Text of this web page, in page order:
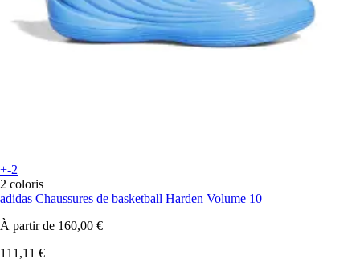
+-2
2 coloris
adidas Chaussures de basketball Harden Volume 10
À partir de 160,00 €
111,11 €